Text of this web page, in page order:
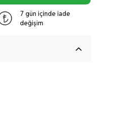
7 gün içinde iade
değişim